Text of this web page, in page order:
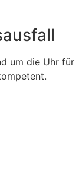
um die Uhr für